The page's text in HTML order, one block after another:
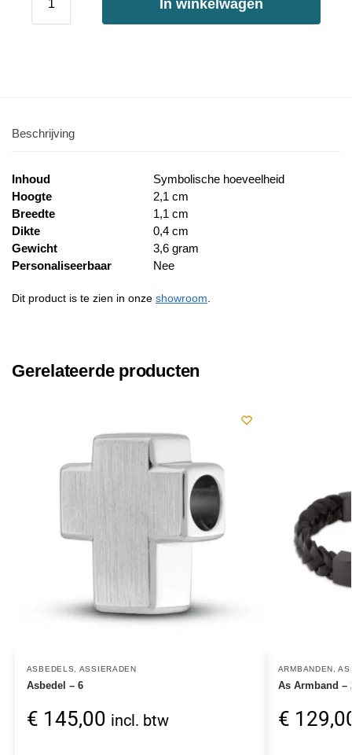
In winkelwagen
Beschrijving
Inhoud
Symbolische hoeveelheid
Hoogte
2,1 cm
Breedte
1,1 cm
Dikte
0,4 cm
Gewicht
3,6 gram
Personaliseerbaar
Nee
Dit product is te zien in onze showroom
Gerelateerde producten
ASBEDELS, ASSIERADEN
Asbedel – 6
€ 145,00 incl. btw
ARMBANDEN,
As Armband –
€